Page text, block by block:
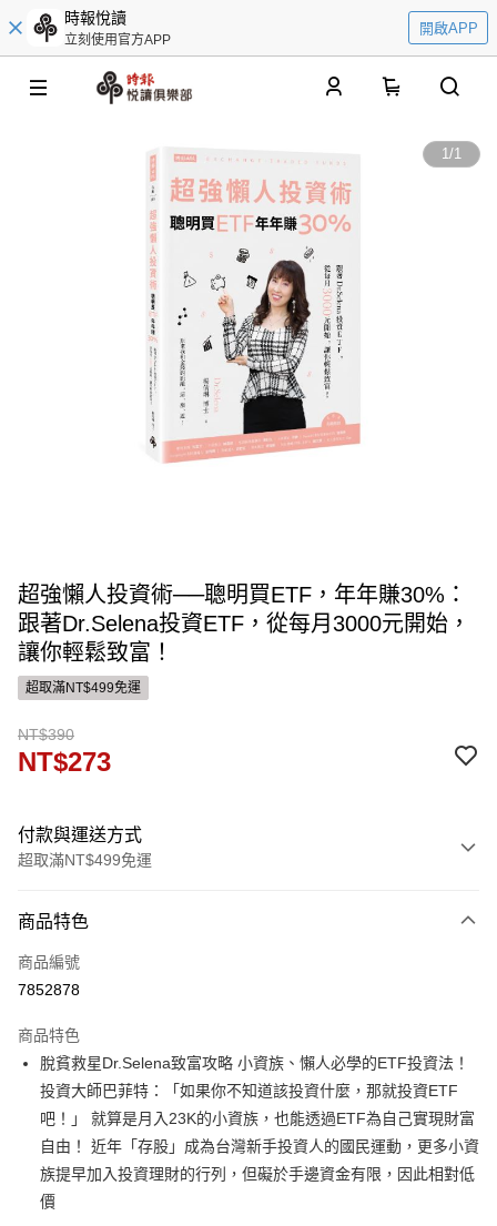
時報悅讀
立刻使用官方APP
開啟APP
1/1
超強懶人投資術──聰明買ETF，年年賺30%：
跟著Dr.Selena投資ETF，從每月3000元開始，
讓你輕鬆致富！
超取滿NT$499免運
NT$390
NT$273
付款與運送方式
超取滿NT$499免運
信用卡一次付款
ATM付款
運送方式
付款後全家取貨
每筆NT$60，滿NT$499(含以上)免運費
付款後7-11取貨
每筆NT$60，滿NT$499(含以上)免運費
宅配
商品特色
商品編號
7852878
商品特色
脫貧救星Dr.Selena致富攻略 小資族、懶人必學的ETF投資法！
投資大師巴菲特：「如果你不知道該投資什麼，那就投資ETF
吧！」 就算是月入23K的小資族，也能透過ETF為自己實現財富
自由！ 近年「存股」成為台灣新手投資人的國民運動，更多小資
族提早加入投資理財的行列，但礙於手邊資金有限，因此相對低
價